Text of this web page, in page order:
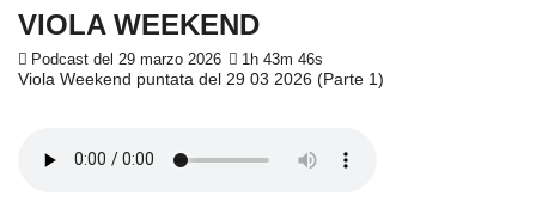
VIOLA WEEKEND
Podcast del 29 marzo 2026 1h 43m 46s
Viola Weekend puntata del 29 03 2026 (Parte 1)